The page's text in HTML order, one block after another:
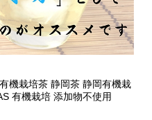
機栽培茶 静岡茶 静岡有機栽
有機栽培 添加物不使用